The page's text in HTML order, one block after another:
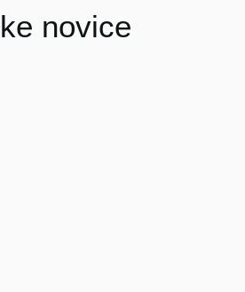
novice